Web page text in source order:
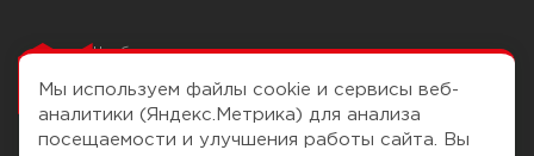
Чтобы вам легко
Мы используем файлы cookie и сервисы веб-
аналитики (Яндекс.Метрика) для анализа
посещаемости и улучшения работы сайта. Вы